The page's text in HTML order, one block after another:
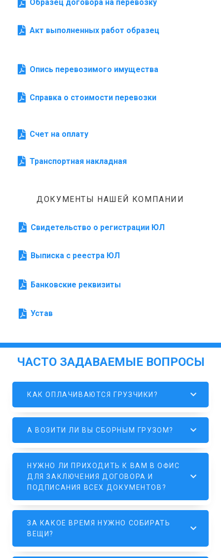
Образец договора на перевозку
Акт выполненных работ образец
Опись перевозимого имущества
Справка о стоимости перевозки
Счет на оплату
Транспортная накладная
ДОКУМЕНТЫ НАШЕЙ КОМПАНИИ
Свидетельство о регистрации ЮЛ
Выписка с реестра ЮЛ
Банковские реквизиты
Устав
ЧАСТО ЗАДАВАЕМЫЕ ВОПРОСЫ
КАК ОПЛАЧИВАЮТСЯ ГРУЗЧИКИ?
А ВОЗИТИ ЛИ ВЫ СБОРНЫМ ГРУЗОМ?
НУЖНО ЛИ ПРИХОДИТЬ К ВАМ В ОФИС
ДЛЯ ЗАКЛЮЧЕНИЯ ДОГОВОРА И
ПОДПИСАНИЯ ВСЕХ ДОКУМЕНТОВ?
ЗА КАКОЕ ВРЕМЯ НУЖНО СОБИРАТЬ
ВЕЩИ?